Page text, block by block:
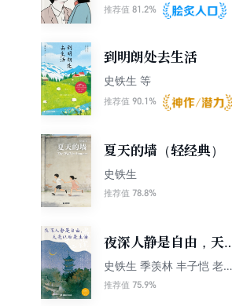
推荐值 81.2%
到明朗处去生活
史铁生 等
推荐值 90.1%
夏天的墙（轻经典）
史铁生
推荐值 78.8%
夜深人静是自由，天亮
以后是生活
史铁生 季羡林 丰子恺 老舍
鲁迅等
推荐值 75.9%